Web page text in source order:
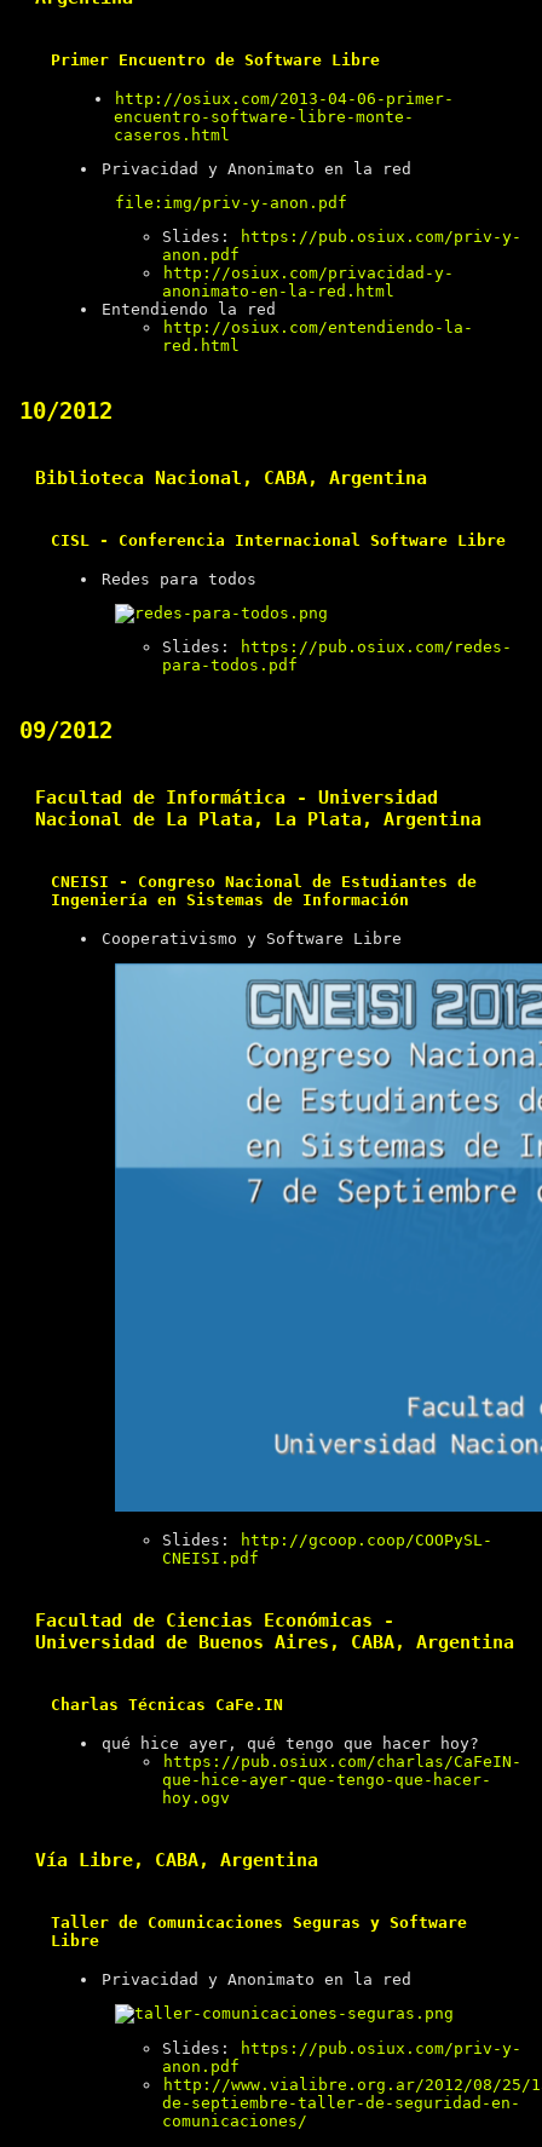
Primer Encuentro de Software Libre
http://osiux.com/2013-04-06-primer-
encuentro-software-libre-monte-
caseros.html
Privacidad y Anonimato en la red
file:img/priv-y-anon.pdf
Slides:
https://pub.osiux.com/priv-y-
anon.pdf
http://osiux.com/privacidad-y-
anonimato-en-la-red.html
Entendiendo la red
http://osiux.com/entendiendo-la-
red.html
10/2012
Biblioteca Nacional, CABA, Argentina
CISL - Conferencia Internacional Software Libre
Redes para todos
Slides:
https://pub.osiux.com/redes-
para-todos.pdf
09/2012
Facultad de Informática - Universidad
Nacional de La Plata, La Plata, Argentina
CNEISI - Congreso Nacional de Estudiantes de
Ingeniería en Sistemas de Información
Cooperativismo y Software Libre
Slides:
http://gcoop.coop/COOPySL-
CNEISI.pdf
Facultad de Ciencias Económicas -
Universidad de Buenos Aires, CABA, Argentina
Charlas Técnicas CaFe.IN
qué hice ayer, qué tengo que hacer hoy?
https://pub.osiux.com/charlas/CaFeIN-
que-hice-ayer-que-tengo-que-hacer-
hoy.ogv
Vía Libre, CABA, Argentina
Taller de Comunicaciones Seguras y Software
Libre
Privacidad y Anonimato en la red
Slides:
https://pub.osiux.com/priv-y-
anon.pdf
http://www.vialibre.org.ar/2012/08/25/
de-septiembre-taller-de-seguridad-en-
comunicaciones/